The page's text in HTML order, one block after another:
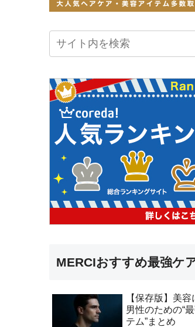
MERCIおすすめ最強ケ
【保存版】美
男性のための“
テム”まとめ